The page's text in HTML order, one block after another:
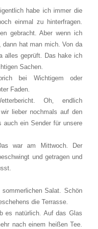
habe ich immer die
einmal zu hinterfragen.
gebracht. Aber wenn ich
hat man mich. Von da
alles geprüft. Das hake ich
Sachen.
bei Wichtigem oder
Faden.
Oh, endlich
lieber nochmals auf den
auch ein Sender für unsere
war am Mittwoch. Der
und getragen und
Salat. Schön
die Terrasse.
es natürlich. Auf das Glas
nach einem heißen Tee.